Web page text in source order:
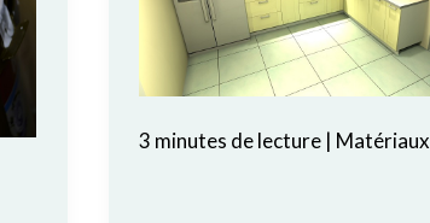
3 minutes de lecture | Matériaux